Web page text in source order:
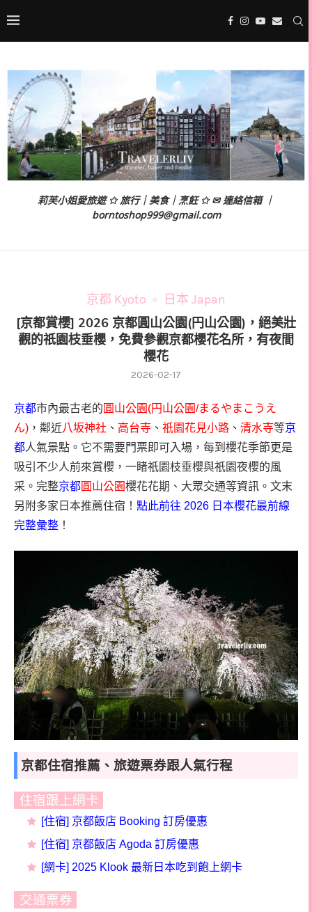
莉芙小姐愛旅遊 ✩ 旅行｜美食｜烹飪 ✩ ✉ 連絡信箱 ｜
borntoshop999@gmail.com
京都 Kyoto 日本 Japan
[京都賞櫻] 2026 京都圓山公園(円山公園)，絕美壯
觀的祇園枝垂櫻，免費參觀京都櫻花名所，有夜間
櫻花
2026-02-17
京都市內最古老的 圓山公園(円山公園/まるやまこうえ
ん) ，鄰近八坂神社 、 高台寺 、 祇園花見小路 、 清水寺等京
都人氣景點。它不需要門票即可入場，每到櫻花季節更是
吸引不少人前來賞櫻，一睹祇園枝垂櫻與祇園夜櫻的風
采。完整京都圓山公園櫻花花期、大眾交通等資訊。文末
另附多家日本推薦住宿！ 點此前往 2026 日本櫻花最前線
完整彙整 ！
京都住宿推薦、旅遊票券跟人氣行程
住宿跟上網卡
[住宿] 京都飯店 Booking 訂房優惠
[住宿] 京都飯店 Agoda 訂房優惠
[網卡] 2025 Klook 最新日本吃到飽上網卡
交通票券